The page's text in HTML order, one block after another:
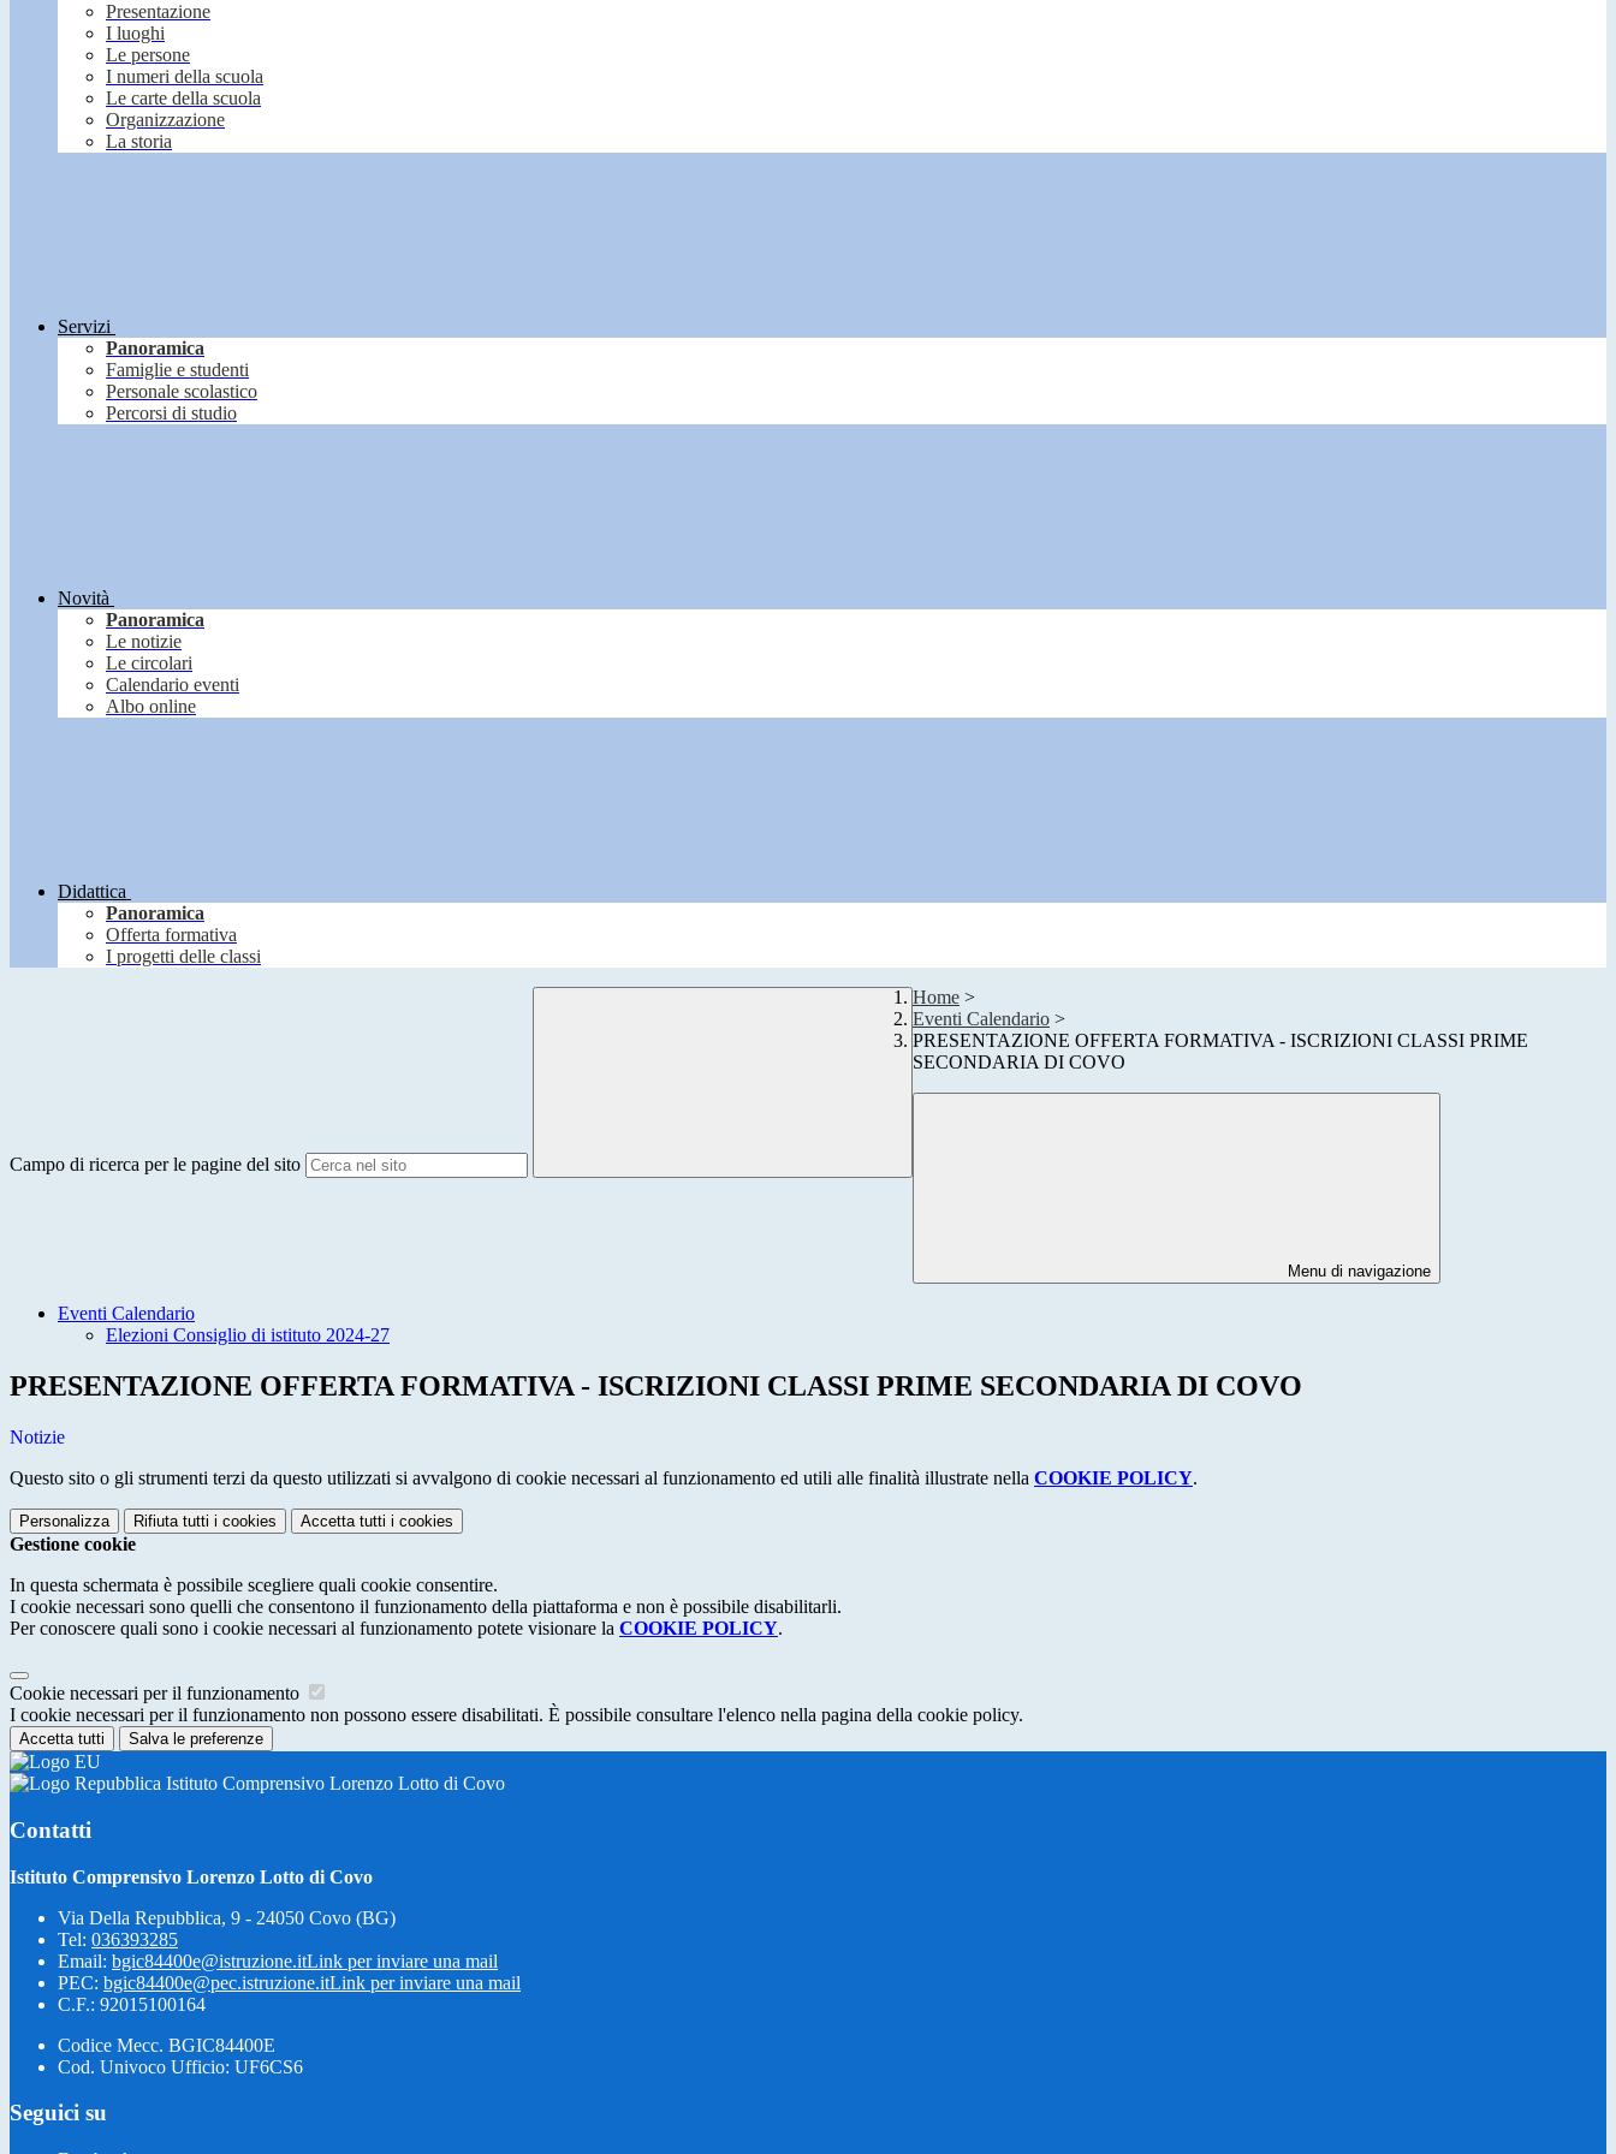
Presentazione
I luoghi
Le persone
I numeri della scuola
Le carte della scuola
Organizzazione
La storia
Servizi
Panoramica
Famiglie e studenti
Personale scolastico
Percorsi di studio
Novità
Panoramica
Le notizie
Le circolari
Calendario eventi
Albo online
Didattica
Panoramica
Offerta formativa
I progetti delle classi
Campo di ricerca per le pagine del sito
Home >
Eventi Calendario >
PRESENTAZIONE OFFERTA FORMATIVA - ISCRIZIONI CLASSI PRIME
SECONDARIA DI COVO
Menu di navigazione
Eventi Calendario
Elezioni Consiglio di istituto 2024-27
PRESENTAZIONE OFFERTA FORMATIVA - ISCRIZIONI CLASSI PRIME SECONDARIA DI COVO
Notizie
Questo sito o gli strumenti terzi da questo utilizzati si avvalgono di cookie necessari al funzionamento ed utili alle finalità illustrate nella COOKIE POLICY.
Personalizza Rifiuta tutti i cookies Accetta tutti i cookies
Gestione cookie
In questa schermata è possibile scegliere quali cookie consentire.
I cookie necessari sono quelli che consentono il funzionamento della piattaforma e non è possibile disabilitarli.
Per conoscere quali sono i cookie necessari al funzionamento potete visionare la COOKIE POLICY.
Cookie necessari per il funzionamento
I cookie necessari per il funzionamento non possono essere disabilitati. È possibile consultare l'elenco nella pagina della cookie policy.
Accetta tutti Salva le preferenze
Istituto Comprensivo Lorenzo Lotto di Covo
Contatti
Istituto Comprensivo Lorenzo Lotto di Covo
Via Della Repubblica, 9 - 24050 Covo (BG)
Tel: 036393285
Email: bgic84400e@istruzione.itLink per inviare una mail
PEC: bgic84400e@pec.istruzione.itLink per inviare una mail
C.F.: 92015100164
Codice Mecc. BGIC84400E
Cod. Univoco Ufficio: UF6CS6
Seguici su